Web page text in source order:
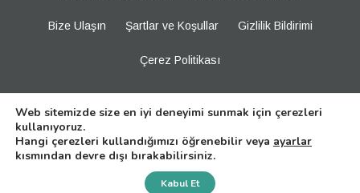
Bize Ulaşın Şartlar ve Koşullar Gizlilik Bildirimi
Çerez Politikası
Web sitemizde size en iyi deneyimi sunmak için çerezleri
kullanıyoruz.
Hangi çerezleri kullandığımızı öğrenebilir veya ayarlar
kısmından devre dışı bırakabilirsiniz.
Kabul Et